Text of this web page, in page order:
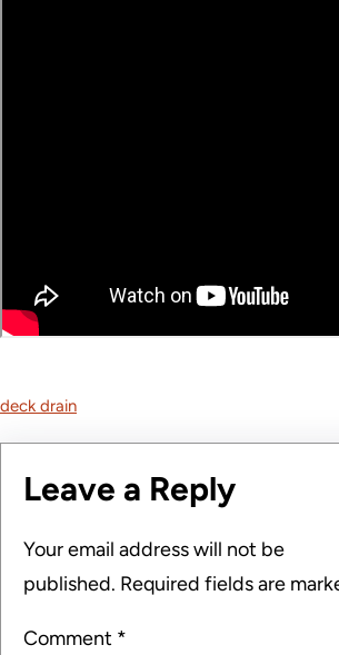
deck drain
Leave a Reply
Your email address will not be
published. Required fields are
Comment *